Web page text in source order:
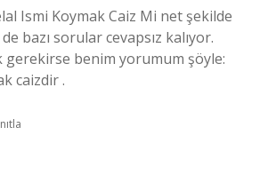
Ismi Koymak Caiz Mi net şekilde
bazı sorular cevapsız kalıyor.
gerekirse benim yorumum şöyle:
caizdir .